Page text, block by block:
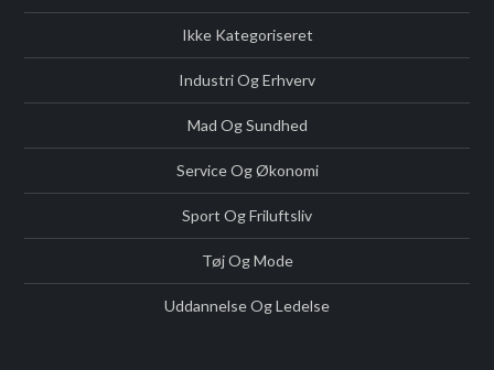
Ikke Kategoriseret
Industri Og Erhverv
Mad Og Sundhed
Service Og Økonomi
Sport Og Friluftsliv
Tøj Og Mode
Uddannelse Og Ledelse